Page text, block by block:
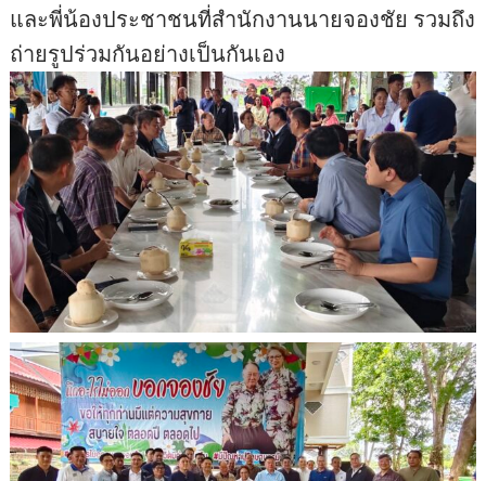
และพี่น้องประชาชนที่สำนักงานนายจองชัย รวมถึง
ถ่ายรูปร่วมกันอย่างเป็นกันเอง